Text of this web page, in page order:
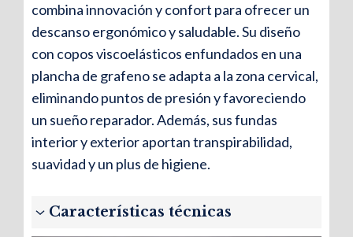
combina innovación y confort para ofrecer un
descanso ergonómico y saludable. Su diseño
con copos viscoelásticos enfundados en una
plancha de grafeno se adapta a la zona cervical,
eliminando puntos de presión y favoreciendo
un sueño reparador. Además, sus fundas
interior y exterior aportan transpirabilidad,
suavidad y un plus de higiene.
Características técnicas